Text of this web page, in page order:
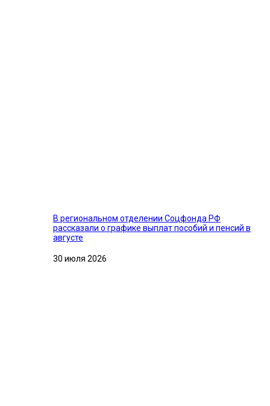
В региональном отделении Соцфонда РФ
рассказали о графике выплат пособий и пенсий в
августе
30 июля 2026